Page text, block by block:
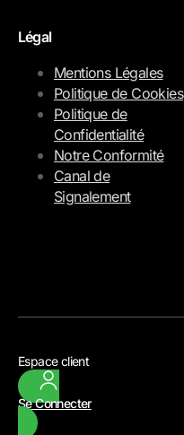
Légal
Mentions Légales
Politique de Cookies
Politique de
Confidentialité
Notre Conformité
Canal de
Signalement
Espace client
Se Connecter